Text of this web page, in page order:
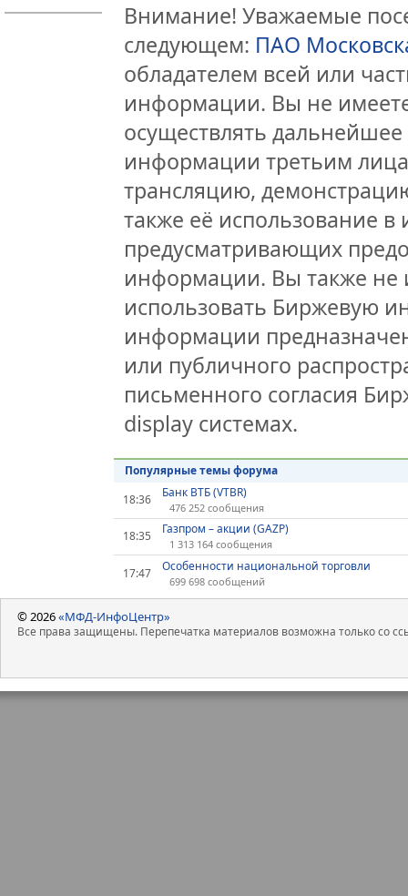
Внимание! Уважаемые
следующем: ПАО
обладателем всей или
информации. Вы не
осуществлять
информации третьим
трансляцию,
также её использование
предусматривающих
информации. Вы также не
использовать Биржевую
информации
или публичного
письменного согласия
display системах.
Популярные темы форума
18:36
Банк ВТБ (VTBR)
476 252 сообщения
18:35 Газпром – акции (GAZP)
1 313 164 сообщения
17:47 Особенности национальной торговли
699 698 сообщений
© 2026«МФД-ИнфоЦентр»
Все права защищены. Перепечатка материалов возможна только со